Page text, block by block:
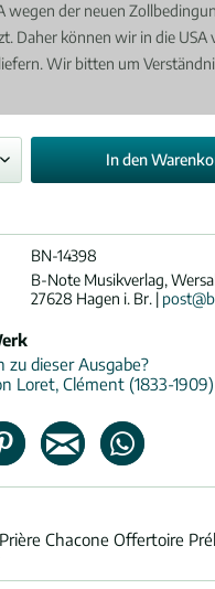
wegen der neuen
Daher können wir in die USA
Wir bitten um
In den
BN-14398
B-Note Musikverlag,
27628 Hagen i. Br. |
zu dieser Ausgabe?
Loret, Clément (1833-1909)
Chacone Offertoire